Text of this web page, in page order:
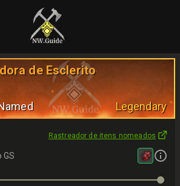
de Esclerito
Legendary
Rastreador de itens nomeados
GS